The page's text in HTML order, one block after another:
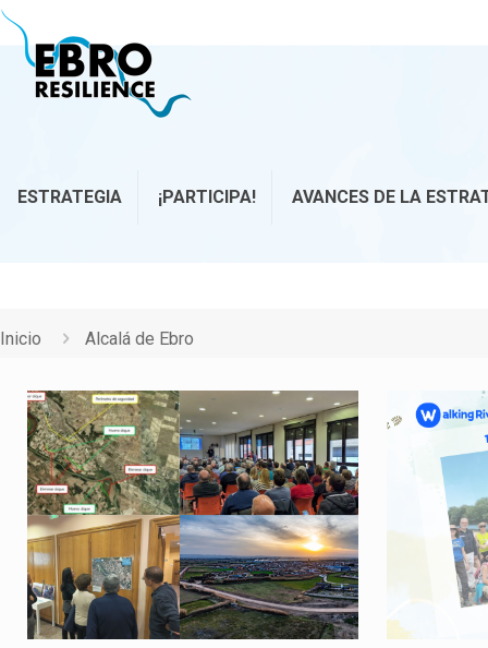
ESTRATEGIA ¡PARTICIPA! AVANCES DE LA
Inicio Alcalá de Ebro